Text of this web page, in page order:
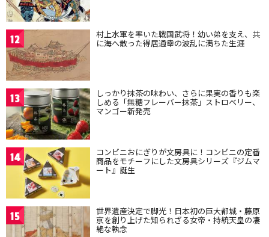
12 村上水軍を率いた戦国武将！幼い弟を支え、共
に海へ散った得居通幸の波乱に満ちた生涯
13 しっかり抹茶の味わい、さらに果実の香りも楽
しめる「無糖フレーバー抹茶」ストロベリー、
マンゴー新発売
14 コンビニおにぎりが文房具に！コンビニの定番
商品をモチーフにした文房具シリーズ『ジムマ
ート』誕生
15 世界遺産決定で脚光！日本初の巨大都城・藤原
京を創り上げた知られざる女帝・持統天皇の凄
絶な執念